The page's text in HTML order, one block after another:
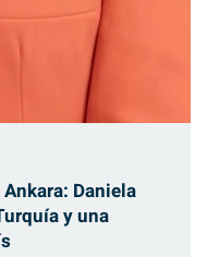
Daniela
y una